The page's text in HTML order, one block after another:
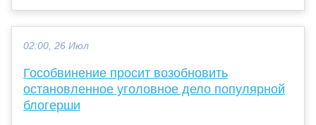
02:00, 26 Июл
Гособвинение просит возобновить
остановленное уголовное дело популярной
блогерши